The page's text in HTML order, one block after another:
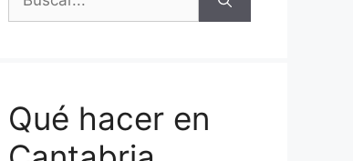
Qué hacer en